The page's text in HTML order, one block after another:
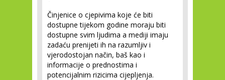
Činjenice o cjepivima koje će biti
dostupne tijekom godine moraju biti
dostupne svim ljudima a mediji imaju
zadaću prenijeti ih na razumljiv i
vjerodostojan način, baš kao i
informacije o prednostima i
potencijalnim rizicima cijepljenja.